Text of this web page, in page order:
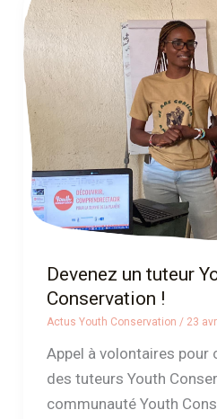
Devenez un tuteur
Conservation !
Actus Youth Conservation / 23
Appel à volontaires pour
des tuteurs Youth
communauté Youth
un
tuteur
Youth
Conservation
!